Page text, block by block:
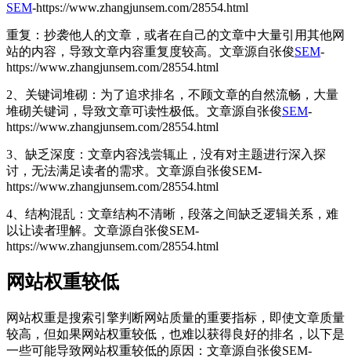
SEM-https://www.zhangjunsem.com/28554.html
重复：抄袭他人的文章，或者在自己的文章中大量引用其他网
站的内容，导致文章内容重复度较高。 文章源自张俊SEM-
https://www.zhangjunsem.com/28554.html
2、关键词堆砌：为了追求排名，不顾文章的自然流畅，大量
堆砌关键词，导致文章可读性极低。 文章源自张俊SEM-
https://www.zhangjunsem.com/28554.html
3、缺乏深度：文章内容浅尝辄止，没有对主题进行深入探
讨，无法满足读者的需求。 文章源自张俊SEM-
https://www.zhangjunsem.com/28554.html
4、结构混乱：文章结构不清晰，段落之间缺乏逻辑关系，难
以让读者理解。 文章源自张俊SEM-
https://www.zhangjunsem.com/28554.html
网站权重较低
网站权重是搜索引擎判断网站质量的重要指标，即使文章质量
较高，但如果网站权重较低，也难以获得良好的排名，以下是
一些可能导致网站权重较低的原因： 文章源自张俊SEM-